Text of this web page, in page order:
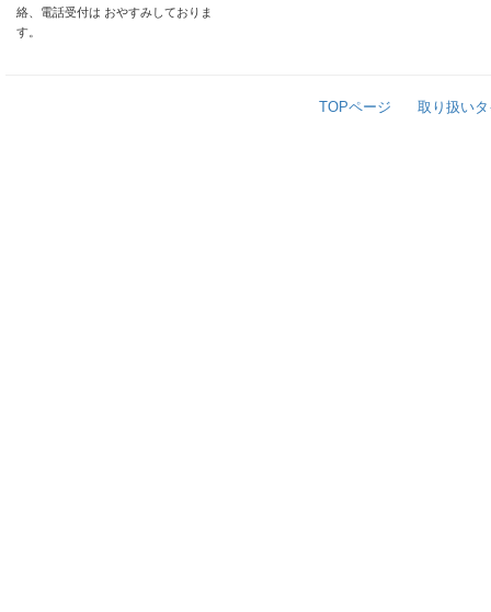
絡、電話受付は おやすみしておりま
す。
TOPページ 取り扱い